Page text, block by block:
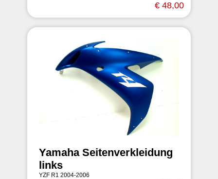
€ 48,00
Yamaha Seitenverkleidung
links
YZF R1 2004-2006